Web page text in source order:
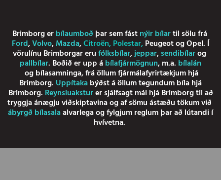
Brimborg erbílaumboð þar sem fástnýir bílartil sölu frá
Ford,Volvo,Mazda,Citroën,Polestar,PeugeotogOpel. Í
vörulínu Brimborgar erufólksbílar,jeppar,sendibílarog
pallbílar. Boðið er upp ábílafjármögnun, m.a. bílalán
ogbílasamninga, frá öllum fjármálafyrirtækjum hjá
Brimborg. Uppítakabýðst á öllum tegundum bíla hjá
Brimborg. Reynsluaksturer sjálfsagt mál hjá Brimborg til að
tryggja ánægju viðskiptavina og af sömu ástæðu tökum við
ábyrgð bílasalaalvarlega og fylgjum reglum þar að lútandi í
hvívetna.